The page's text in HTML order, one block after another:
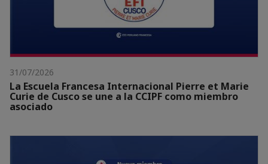
31/07/2026
La Escuela Francesa Internacional Pierre et Marie
Curie de Cusco se une a la CCIPF como miembro
asociado